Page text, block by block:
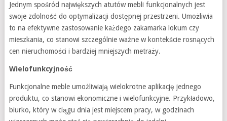
Jednym spośród największych atutów mebli funkcjonalnych jest
swoje zdolność do optymalizacji dostępnej przestrzeni. Umożliwia
to na efektywne zastosowanie każdego zakamarka lokum czy
mieszkania, co stanowi szczególnie ważne w kontekście rosnących
cen nieruchomości i bardziej mniejszych metraży.
Wielofunkcyjność
Funkcjonalne meble umożliwiają wielokrotne aplikację jednego
produktu, co stanowi ekonomiczne i wielofunkcyjne. Przykładowo,
biurko, który w ciągu dnia jest miejscem pracy, w godzinach